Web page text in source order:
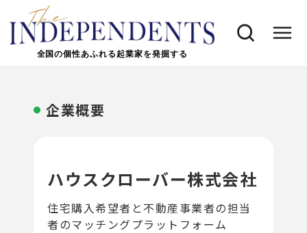
全国の個性あふれる起業家を発掘する
企業概要
ハウスクローバー株式会社
住宅購入希望者と不動産事業者の担当
者のマッチングプラットフォーム